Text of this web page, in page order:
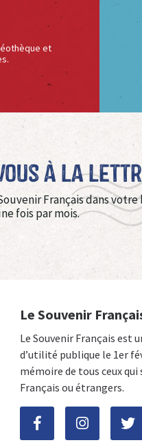
et
à La
Français dans
fois par mois.
Le Souvenir
Le Souvenir Français est
d’utilité publique le 1er
mémoire de tous ceux
Français ou étrangers.